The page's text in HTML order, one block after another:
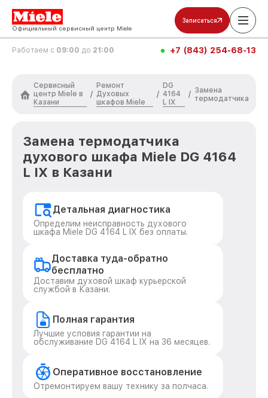
Официальный сервисный центр Miele
Записаться
Работаем с 09:00 до 21:00 +7 (843) 254-68-13
Сервисный
центр Miele в
Казани
/
Ремонт
Духовых
шкафов Miele
/
DG
4164
L IX
/ Замена
термодатчика
Замена термодатчика
духового шкафа Miele DG 4164
L IX в Казани
Детальная диагностика
Определим неисправность духового
шкафа Miele DG 4164 L IX без оплаты.
Доставка туда-обратно
бесплатно
Доставим духовой шкаф курьерской
службой в Казани.
Полная гарантия
Лучшие условия гарантии на
обслуживание DG 4164 L IX на 36 месяцев.
Оперативное восстановление
Отремонтируем вашу технику за полчаса.